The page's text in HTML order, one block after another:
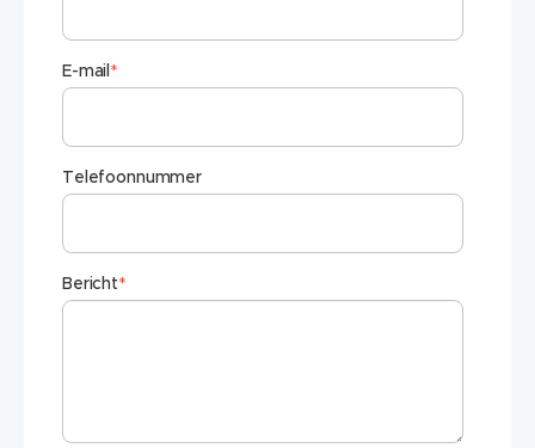
E-mail *
Telefoonnummer
Bericht*